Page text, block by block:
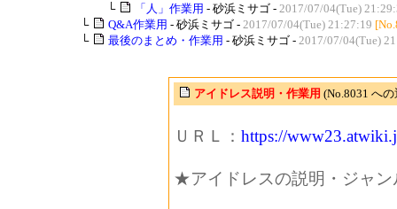
└
「人」作業用 - 砂浜ミサゴ - 2017/07/04(Tue)
└
Q&A作業用 - 砂浜ミサゴ - 2017/07/04(Tue) 21:27:19
└
最後のまとめ・作業用 - 砂浜ミサゴ - 2017/07/04(Tue)
アイドレス説明・作業用 (No.8031 へ
ＵＲＬ： https://
★アイドレスの説明・ジャン